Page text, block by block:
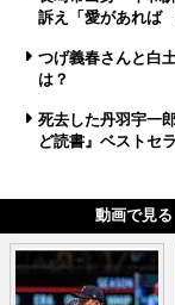
訴え「愛があれば
つげ義春さんと白
は？
死去した丹羽宇一
ど読書』ベストセ
動画で見る